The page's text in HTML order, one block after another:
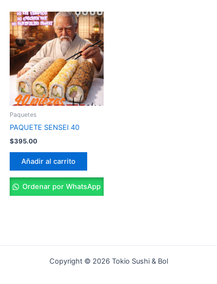
Paquetes
PAQUETE SENSEI 40
$395.00
Añadir al carrito
Ordenar por WhatsApp
Copyright © 2026 Tokio Sushi & Bol